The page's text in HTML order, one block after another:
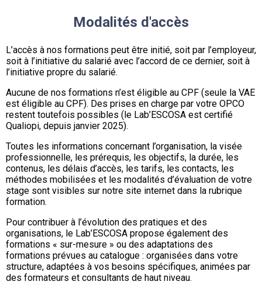
Modalités d'accès
L’accès à nos formations peut être initié, soit par l’employeur,
soit à l’initiative du salarié avec l’accord de ce dernier, soit à
l’initiative propre du salarié.
Aucune de nos formations n’est éligible au CPF (seule la VAE
est éligible au CPF). Des prises en charge par votre OPCO
restent toutefois possibles (le Lab’ESCOSA est certifié
Qualiopi, depuis janvier 2025).
Toutes les informations concernant l’organisation, la visée
professionnelle, les prérequis, les objectifs, la durée, les
contenus, les délais d’accès, les tarifs, les contacts, les
méthodes mobilisées et les modalités d’évaluation de votre
stage sont visibles sur notre site internet dans la rubrique
formation.
Pour contribuer à l’évolution des pratiques et des
organisations, le Lab’ESCOSA propose également des
formations « sur-mesure » ou des adaptations des
formations prévues au catalogue : organisées dans votre
structure, adaptées à vos besoins spécifiques, animées par
des formateurs et consultants de haut niveau.